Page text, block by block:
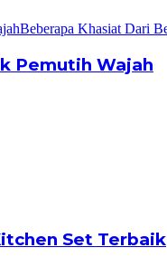
Pemutih Wajah
Set Terbaik